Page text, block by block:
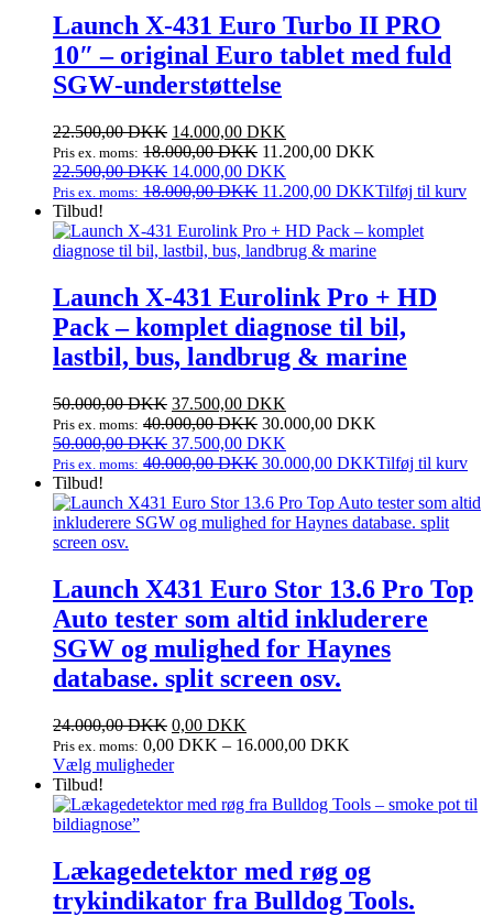
Launch X‑431 Euro Turbo II PRO
10″ – original Euro tablet med fuld
SGW‑understøttelse
22.500,00DKK Den
oprindelige
pris
var:
14.000,00 DKK
aktuelle
er:
Pris ex. moms: 18.000,00DKK 11.200,00 DKK
22.500,00DKK Den
oprindelige
var:
22.500,00 DKK.
14.000,00 DKK
aktuelle
er:
14.000,00 DKK.
Pris ex. moms: 18.000,00DKK 11.200,00 DKKTilføj til kurv
Tilbud!
Launch X‑431 Eurolink Pro + HD
Pack – komplet diagnose til bil,
lastbil, bus, landbrug & marine
50.000,00DKK Den
oprindelige
pris
var:
37.500,00 DKK
aktuelle
er:
Pris ex. moms: 40.000,00DKK 30.000,00 DKK
50.000,00DKK Den
oprindelige
var:
50.000,00 DKK.
37.500,00 DKK
aktuelle
er:
37.500,00 DKK.
Pris ex. moms: 40.000,00DKK 30.000,00 DKKTilføj til kurv
Tilbud!
Launch X431 Euro Stor 13.6 Pro Top
Auto tester som altid inkluderere
SGW og mulighed for Haynes
database. split screen osv.
24.000,00DKK 0,00 DKK
Pris ex. moms: 0,00 DKK – 16.000,00 DKK
Vælg mulighederDette
har
Mulighederne
kan
vælges
Tilbud!
Lækagedetektor med røg og
trykindikator fra Bulldog Tools.